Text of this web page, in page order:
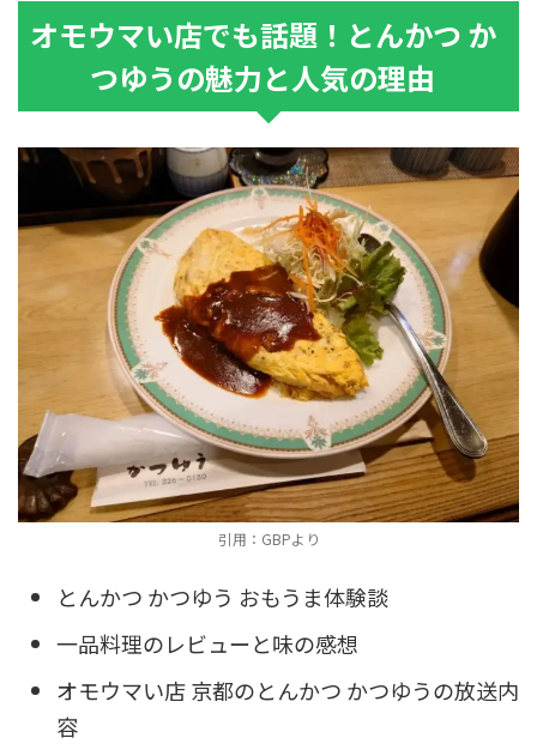
オモウマい店でも話題！とんかつ か
つゆうの魅力と人気の理由
引用：GBPより
とんかつ かつゆう おもうま体験談
一品料理のレビューと味の感想
オモウマい店 京都のとんかつ かつゆうの放送内
容